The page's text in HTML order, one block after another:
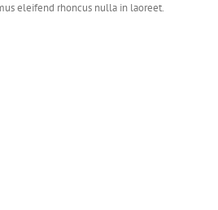
eleifend rhoncus nulla in laoreet.